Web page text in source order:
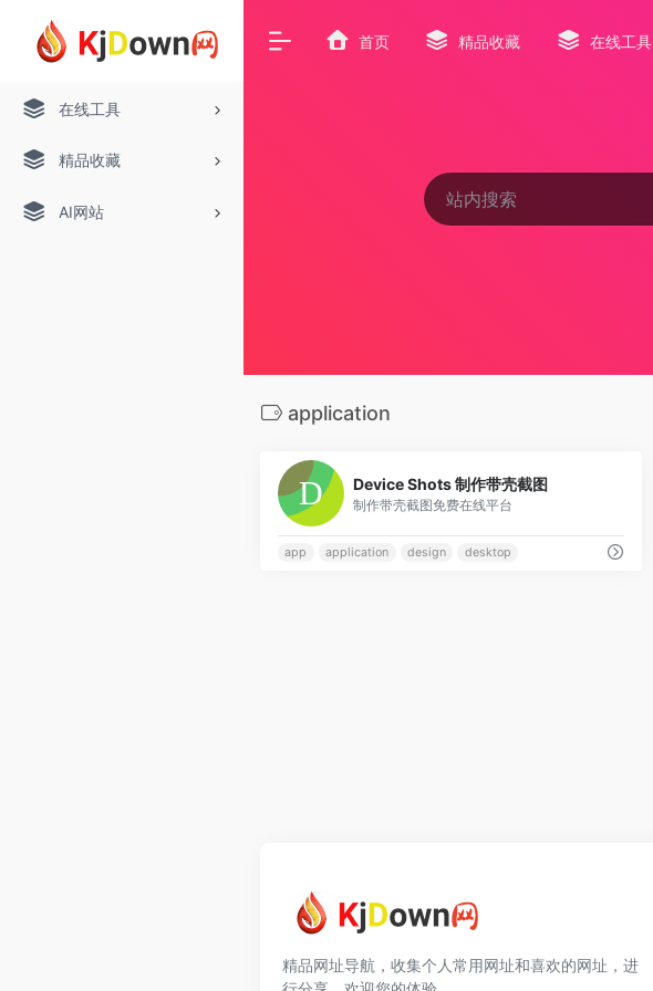
在线工具
精品收藏
AI网站
首页 精品收藏 在线工具
application
Device Shots 制作带壳截图
制作带壳截图免费在线平台
app application design desktop
精品网址导航，收集个人常用网址和喜欢的网址，进